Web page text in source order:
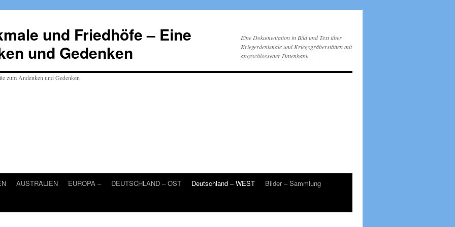
und Friedhöfe – Eine
und Gedenken
Eine Dokumentation in Bild und Text über
Kriegerdenkmale und Kriegsgräberstätten mit
angeschlossener Datenbank.
AUSTRALIEN EUROPA – DEUTSCHLAND – OST Deutschland – WEST
Bilder – Sammlung